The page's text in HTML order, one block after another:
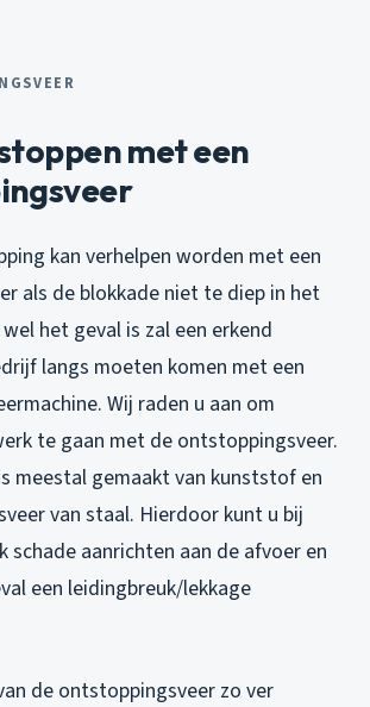
met een
kan verhelpen worden met een
als de blokkade niet te diep in het
het geval is zal een erkend
langs moeten komen met een
Wij raden u aan om
te gaan met de ontstoppingsveer.
meestal gemaakt van kunststof en
van staal. Hierdoor kunt u bij
schade aanrichten aan de afvoer en
een leidingbreuk/lekkage
de ontstoppingsveer zo ver